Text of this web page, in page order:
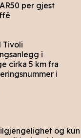
per gjest
Tivoli
i
cirka 5 km fra
i
og kun